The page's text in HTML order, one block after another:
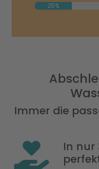
25%
Immer die
In nur